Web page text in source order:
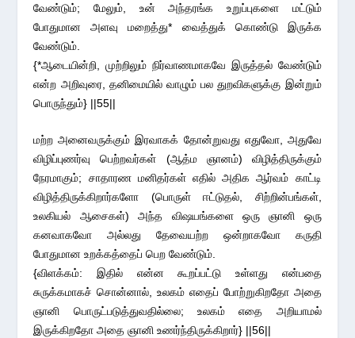
வேண்டும்; மேலும், உன் அந்தரங்க உறுப்புகளை மட்டும்
போதுமான அளவு மறைத்து* வைத்துக் கொண்டு இருக்க
வேண்டும்.
{*ஆடையின்றி, முற்றிலும் நிர்வாணமாகவே இருத்தல் வேண்டும்
என்ற அறிவுரை, தனிமையில் வாழும் பல துறவிகளுக்கு இன்றும்
பொருந்தும்} ||55||
மற்ற அனைவருக்கும் இரவாகக் தோன்றுவது எதுவோ, அதுவே
விழிப்புணர்வு பெற்றவர்கள் (ஆத்ம ஞானம்) விழித்திருக்கும்
நேரமாகும்; சாதாரண மனிதர்கள் எதில் அதிக ஆர்வம் காட்டி
விழித்திருக்கிறார்களோ (பொருள் ஈட்டுதல், சிற்றின்பங்கள்,
உலகியல் ஆசைகள்) அந்த விஷயங்களை ஒரு ஞானி ஒரு
கனவாகவோ அல்லது தேவையற்ற ஒன்றாகவோ கருதி
போதுமான உறக்கத்தைப் பெற வேண்டும்.
{விளக்கம்: இதில் என்ன கூறப்பட்டு உள்ளது என்பதை
சுருக்கமாகச் சொன்னால், உலகம் எதைப் போற்றுகிறதோ அதை
ஞானி பொருட்படுத்துவதில்லை; உலகம் எதை அறியாமல்
இருக்கிறதோ அதை ஞானி உணர்ந்திருக்கிறார்} ||56||